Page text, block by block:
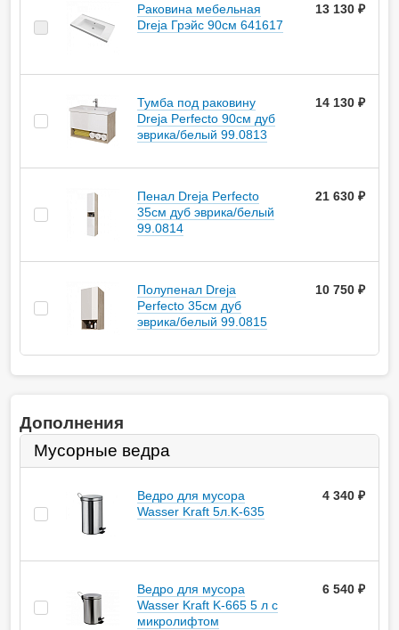
Раковина мебельная
Dreja Грэйс 90см 641617
13 130 ₽
Тумба под раковину
Dreja Perfecto 90см дуб
эврика/белый 99.0813
14 130 ₽
Пенал Dreja Perfecto
35см дуб эврика/белый
99.0814
21 630 ₽
Полупенал Dreja
Perfecto 35см дуб
эврика/белый 99.0815
10 750 ₽
Дополнения
Мусорные ведра
Ведро для мусора
Wasser Kraft 5л.K-635
4 340
Ведро для мусора
Wasser Kraft K-665 5 л с
микролифтом
6 540